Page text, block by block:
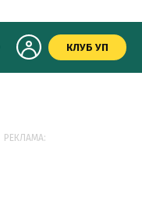
КЛУБ УП
РЕКЛАМА: